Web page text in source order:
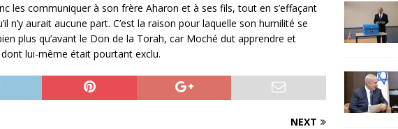
les communiquer à son frère Aharon et à ses fils, tout en s’effaçant
n’y aurait aucune part. C’est la raison pour laquelle son humilité se
plus qu’avant le Don de la Torah, car Moché dut apprendre et
lui-même était pourtant exclu.
NEXT